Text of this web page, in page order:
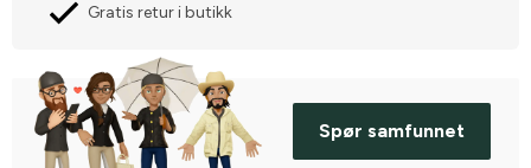
Gratis retur i butikk
Spør samfunnet